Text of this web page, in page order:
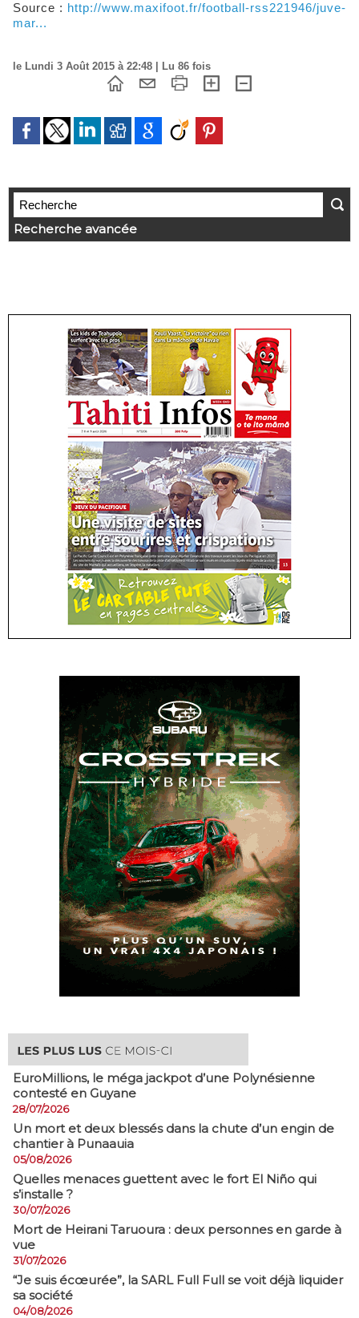
Source : http://www.maxifoot.fr/football-rss221946/juve-
mar...
le Lundi 3 Août 2015 à 22:48 | Lu 86 fois
Recherche avancée
EuroMillions, ​le méga jackpot d’une Polynésienne
contesté en Guyane
28/07/2026
​Un mort et deux blessés dans la chute d’un engin de
chantier à Punaauia
05/08/2026
Quelles menaces guettent avec le fort El Niño qui
s’installe ?
30/07/2026
Mort de Heirani Taruoura : deux personnes en garde à
vue
31/07/2026
​“Je suis écœurée”, la SARL Full Full se voit déjà liquider
sa société
04/08/2026